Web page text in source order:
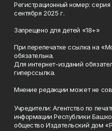
Регистрационный номер:
сентября 2025 г.
Запрещено для детей «18+»
При перепечатке ссылка на
обязательна.
Для интернет-изданий
гиперссылка.
Мнение редакции может не
Учредители: Агентство по
информации Республики
общество Издательский дом